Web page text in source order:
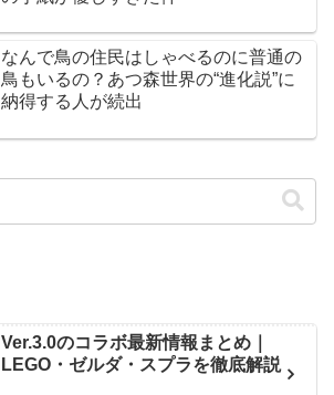
なんで鳥の住民はしゃべるのに普通の
鳥もいるの？あつ森世界の“進化説”に
納得する人が続出
Ver.3.0のコラボ最新情報まとめ｜
LEGO・ゼルダ・スプラを徹底解説